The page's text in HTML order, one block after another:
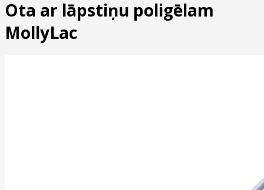
Ota ar lāpstiņu poligēlam
MollyLac